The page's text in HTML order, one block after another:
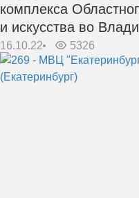
комплекса
и искусства во
16.10.22 5326